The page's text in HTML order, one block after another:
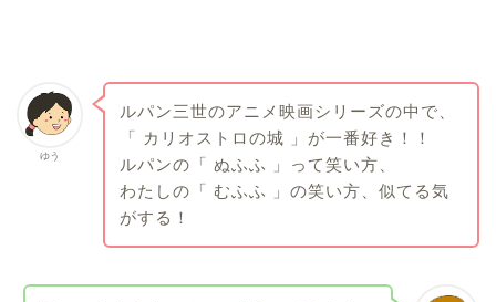
ゆう
ルパン三世のアニメ映画シリーズの中で、
「 カリオストロの城 」が一番好き！！
ルパンの「 ぬふふ 」って笑い方、
わたしの「 むふふ 」の笑い方、似てる気
がする！